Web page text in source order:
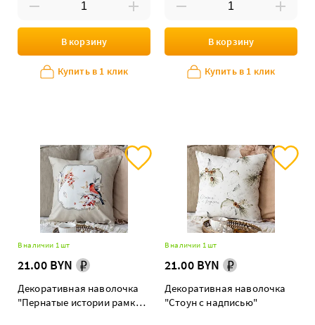
В корзину
Купить в 1 клик
В корзину
Купить в 1 клик
В наличии 1 шт
21.00 BYN
Декоративная наволочка
"Пернатые истории рамка
В наличии 1 шт
21.00 BYN
Декоративная наволочка
"Стоун с надписью"